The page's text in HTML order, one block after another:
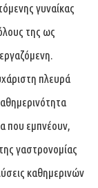
γυναίκας
της ως
πλευρά
που εμπνέουν,
γαστρονομίας
καθημερινών